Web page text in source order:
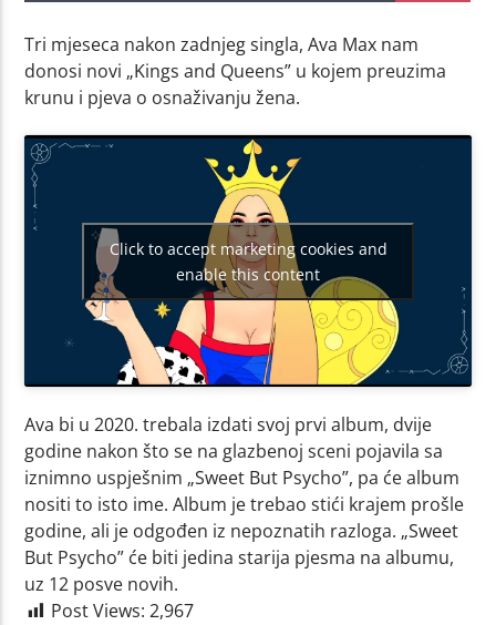
Tri mjeseca nakon zadnjeg singla, Ava Max nam
donosi novi „Kings and Queens” u kojem preuzima
krunu i pjeva o osnaživanju žena.
Click to accept marketing cookies and
enable this content
Ava bi u 2020. trebala izdati svoj prvi album, dvije
godine nakon što se na glazbenoj sceni pojavila sa
iznimno uspješnim „Sweet But Psycho”, pa će album
nositi to isto ime. Album je trebao stići krajem prošle
godine, ali je odgođen iz nepoznatih razloga. „Sweet
But Psycho” će biti jedina starija pjesma na albumu,
uz 12 posve novih.
Post Views: 2,967